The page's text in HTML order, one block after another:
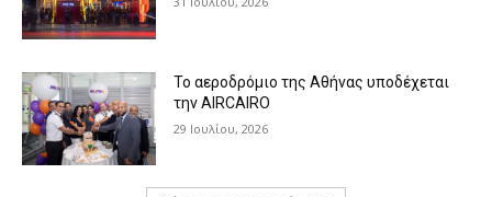
Το αεροδρόμιο της Αθήνας υποδέχεται
την AIRCAIRO
29 Ιουλίου, 2026